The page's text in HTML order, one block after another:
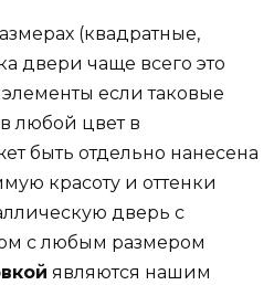
(квадратные,
двери чаще всего это
если таковые
любой цвет в
быть отдельно нанесена
красоту и оттенки
дверь с
с любым размером
являются нашим